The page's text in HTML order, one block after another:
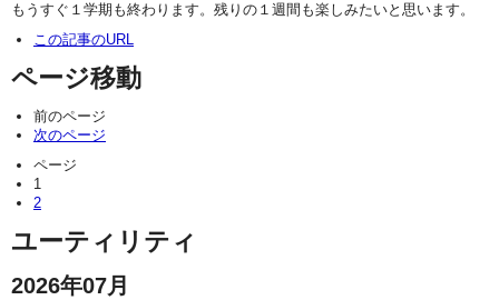
もうすぐ１学期も終わります。残りの１週間も楽しみたいと思います。
この記事のURL
ページ移動
前のページ
次のページ
ページ
1
2
ユーティリティ
2026年07月